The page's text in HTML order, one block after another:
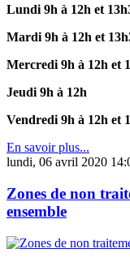
Lundi 9h à 12h et
Mardi 9h à 12h et
Mercredi 9h à 12h et
Jeudi 9h à 12h
Vendredi 9h à 12h et
En savoir plus...
lundi, 06 avril 2020
Zones de non
ensemble